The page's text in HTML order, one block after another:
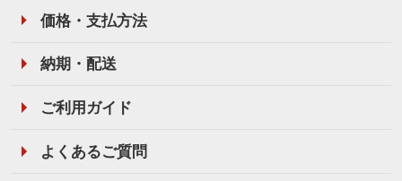
価格・支払方法
納期・配送
ご利用ガイド
よくあるご質問